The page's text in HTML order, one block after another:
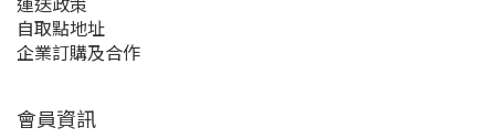
自取點地址
企業訂購及合作
會員資訊